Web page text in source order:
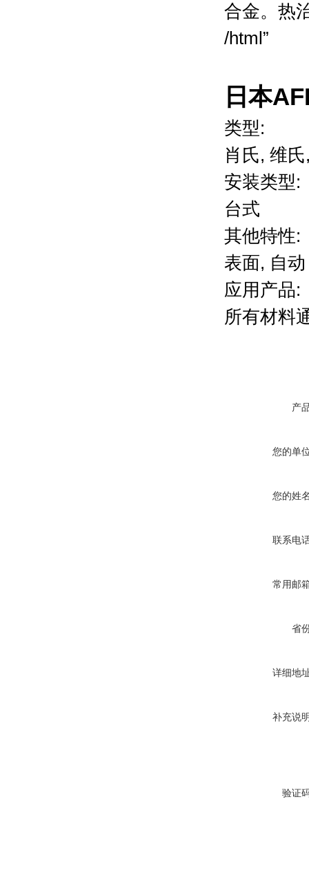
合金。热
/html”
日本
类型:
肖氏, 维
安装类型:
台式
其他特性:
表面, 自动
应用产品:
所有材料
产
您的单
您的姓
联系电
常用邮
省
详细地
补充说
验证